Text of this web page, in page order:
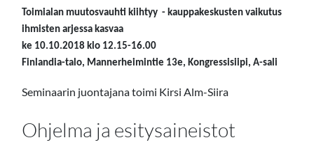
Toimialan muutosvauhti kiihtyy - kauppakeskusten vaikutus
ihmisten arjessa kasvaa
ke 10.10.2018 klo 12.15-16.00
Finlandia-talo, Mannerheimintie 13e, Kongressisiipi, A-sali
Seminaarin juontajana toimi Kirsi Alm-Siira
Ohjelma ja esitysaineistot